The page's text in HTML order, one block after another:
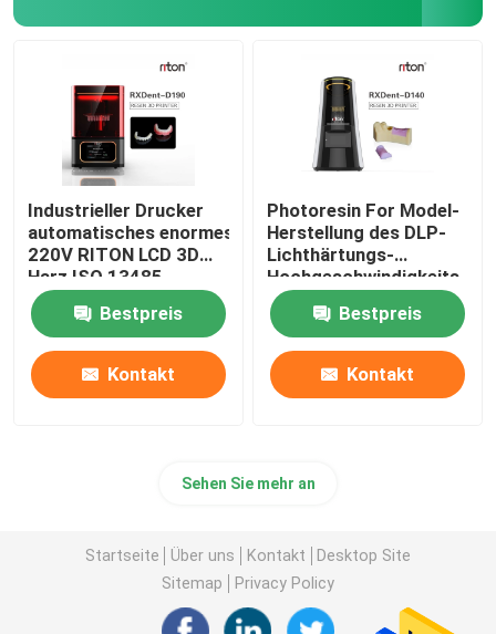
Industrieller Drucker
automatisches enormes
220V RITON LCD 3D
Harz ISO 13485
Bestpreis
Kontakt
Photoresin For Model-
Herstellung des DLP-
Lichthärtungs-
Hochgeschwindigkeits-
Drucker-3d
Bestpreis
Kontakt
Sehen Sie mehr an
Startseite Über uns Kontakt
Desktop Site
Sitemap
Privacy Policy